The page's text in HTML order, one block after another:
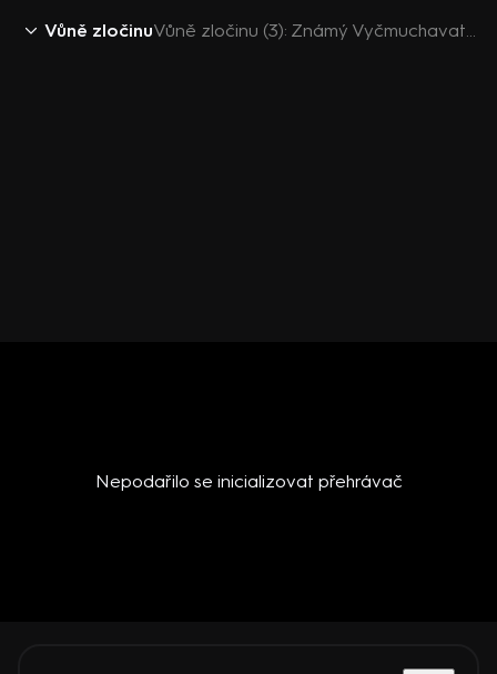
Vůně zločinu Vůně zločinu (3): Známý Vyčmuchavatel
Nepodařilo se inicializovat přehrávač